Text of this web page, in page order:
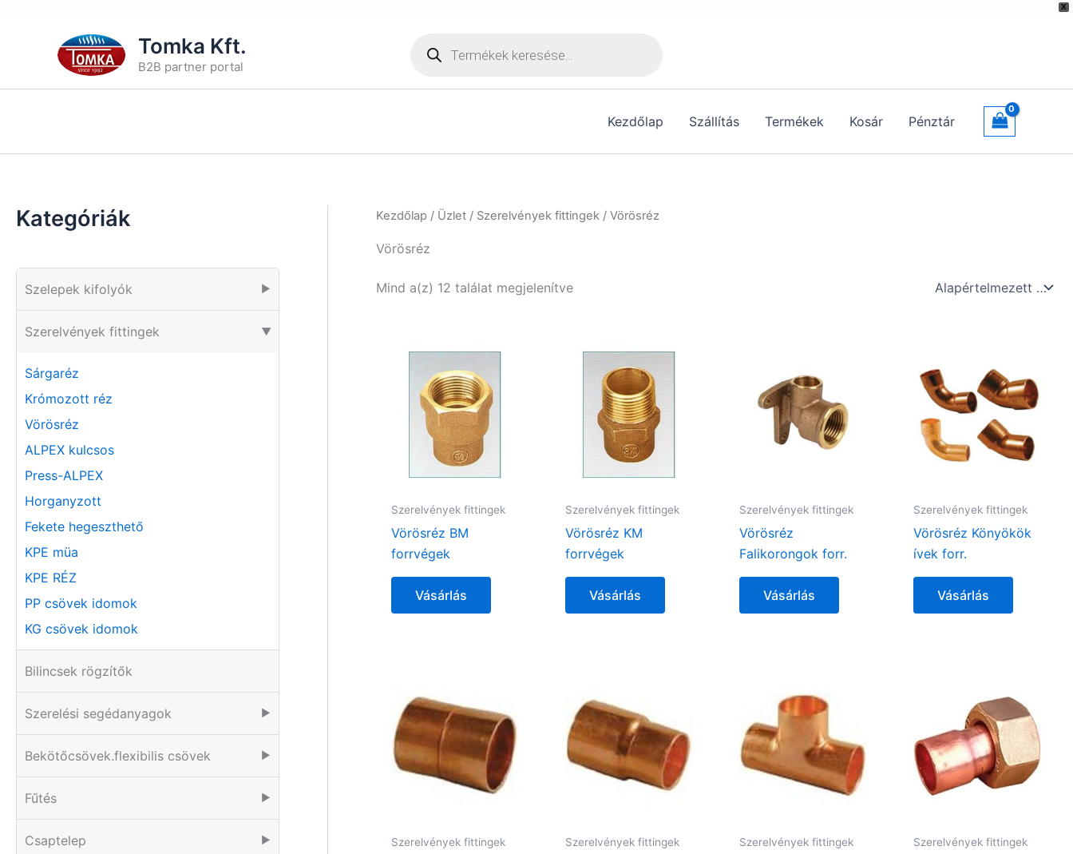
X
Tomka Kft.
B2B partner portal
search
Kezdőlap Szállítás Termékek Kosár Pénztár
Kategóriák
Szelepek kifolyók ▶
Szerelvények fittingek ▶
Sárgaréz
Krómozott réz
Vörösréz
ALPEX kulcsos
Press-ALPEX
Horganyzott
Fekete hegeszthető
KPE müa
KPE RÉZ
PP csövek idomok
KG csövek idomok
Bilincsek rögzítők
Szerelési segédanyagok ▶
Bekötőcsövek.flexibilis csövek ▶
Fűtés ▶
Csaptelep ▶
Kezdőlap / Üzlet / Szerelvények fittingek / Vörösréz
Vörösréz
Mind a(z) 12 találat megjelenítve
Szerelvények fittingek
Vörösréz BM
forrvégek
Vásárlás
Szerelvények fittingek
Vörösréz KM
forrvégek
Vásárlás
Szerelvények fittingek
Vörösréz
Falikorongok forr.
Vásárlás
Szerelvények fittingek
Vörösréz Könyökök
ívek forr.
Vásárlás
Szerelvények fittingek Szerelvények fittingek Szerelvények fittingek Szerelvények fittingek